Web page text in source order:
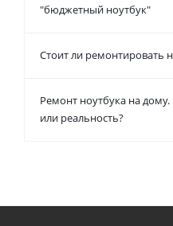
"бюджетный ноутбук"
Стоит ли ремонтировать
Ремонт ноутбука на
или реальность?